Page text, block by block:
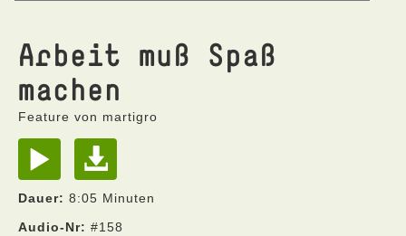
Arbeit muß Spaß
machen
Feature von martigro
Dauer: 8:05 Minuten
Audio-Nr: #158